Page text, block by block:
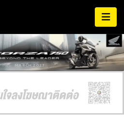
MARCH 2027